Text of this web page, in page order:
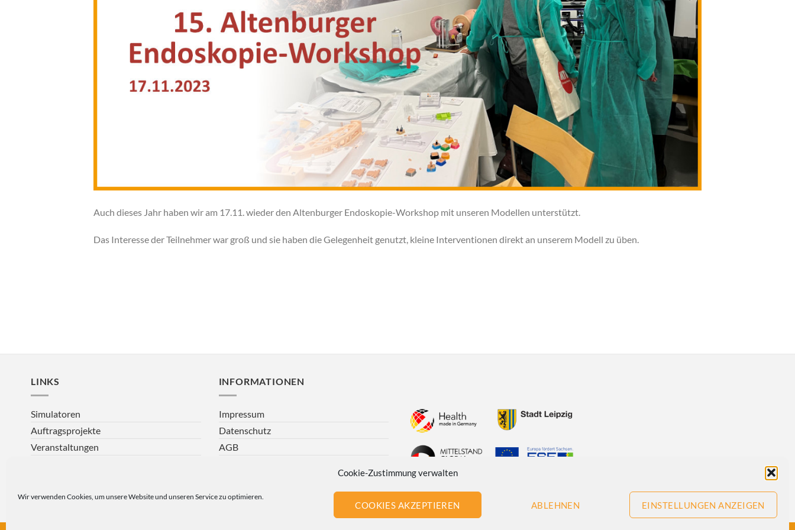
Cookie-Zustimmung verwalten
Wir verwenden Cookies, um unsere Website und unseren Service zu optimieren.
COOKIES AKZEPTIEREN ABLEHNEN EINSTELLUNGEN ANZEIGEN
Auch dieses Jahr haben wir am 17.11. wieder den Altenburger Endoskopie-Workshop mit unseren Modellen unterstützt.
Das Interesse der Teilnehmer war groß und sie haben die Gelegenheit genutzt, kleine Interventionen direkt an unserem Modell zu üben.
LINKS
Simulatoren
Auftragsprojekte
Veranstaltungen
Kontaktformular
INFORMATIONEN
Impressum
Datenschutz
AGB
Cookie-Richtlinie (EU)